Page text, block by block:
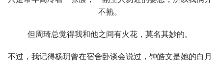
不熟。
但周琦总觉得我和他之间有火花，莫名其妙的。
不过，我记得杨玥曾在宿舍卧谈会说过，钟皓文是她的白月